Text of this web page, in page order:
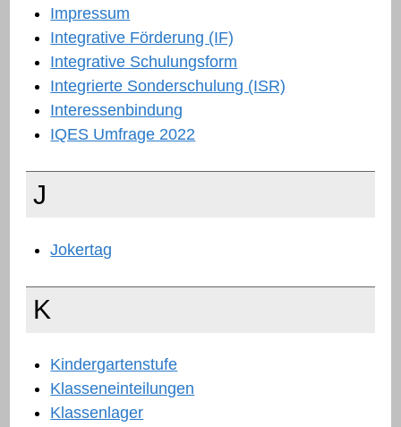
Impressum
Integrative Förderung (IF)
Integrative Schulungsform
Integrierte Sonderschulung (ISR)
Interessenbindung
IQES Umfrage 2022
J
Jokertag
K
Kindergartenstufe
Klasseneinteilungen
Klassenlager